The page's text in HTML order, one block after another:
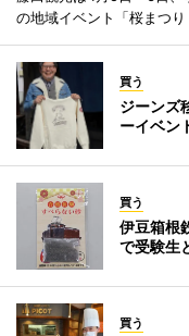
の地域イベント「桜まつり
買う
ジーンズ
ーイベン
買う
伊豆箱根
で受験生
買う